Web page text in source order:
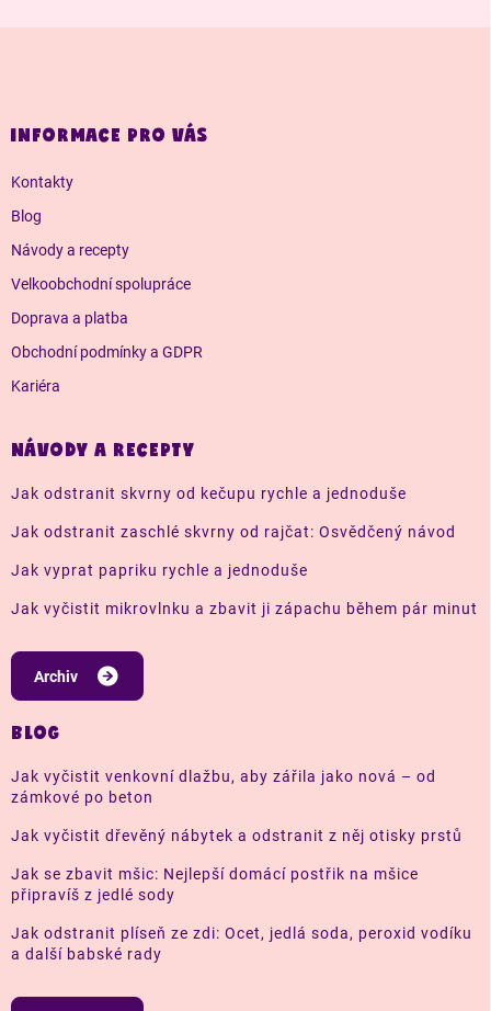
a INFORMACE PRO VÁS
Kontakty
Blog
Návody a recepty
Velkoobchodní spolupráce
Doprava a platba
Obchodní podmínky a GDPR
Kariéra
NÁVODY A RECEPTY
Jak odstranit skvrny od kečupu rychle a jednoduše
Jak odstranit zaschlé skvrny od rajčat: Osvědčený návod
Jak vyprat papriku rychle a jednoduše
Jak vyčistit mikrovlnku a zbavit ji zápachu během pár minut
Archiv
BLOG
Jak vyčistit venkovní dlažbu, aby zářila jako nová – od
zámkové po beton
Jak vyčistit dřevěný nábytek a odstranit z něj otisky prstů
Jak se zbavit mšic: Nejlepší domácí postřik na mšice
připravíš z jedlé sody
Jak odstranit plíseň ze zdi: Ocet, jedlá soda, peroxid vodíku
a další babské rady